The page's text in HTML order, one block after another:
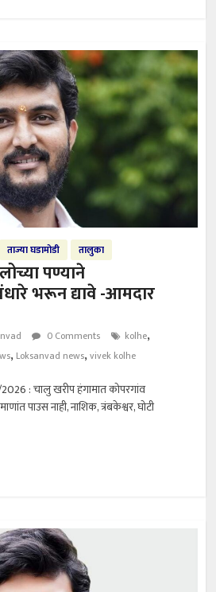
ताज्या घडामोडी तालुका
पण्याने
भरून द्यावे -आमदार
0 Comments kolhe,
, Loksanvad news,vivek kolhe
2026 : चालु खरीप हंगामात कोपरगांव
पाउस नाही, नाशिक, त्रंबकेश्वर, घोटी